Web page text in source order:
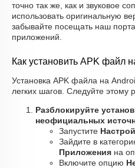
точно так же, как и звуковое
использовать оригинальную
забывайте посещать наш
приложений.
Как установить APK файл
Установка APK файла на
легких шагов. Следуйте этому
Разблокируйте
неофициальных
Запустите
Зайдите в
Приложения на
Включите опцию